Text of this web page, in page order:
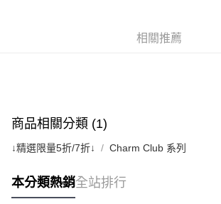
相關推薦
商品相關分類 (1)
↓精選限量5折/7折↓ Charm Club 系列
本分類熱銷全站排行